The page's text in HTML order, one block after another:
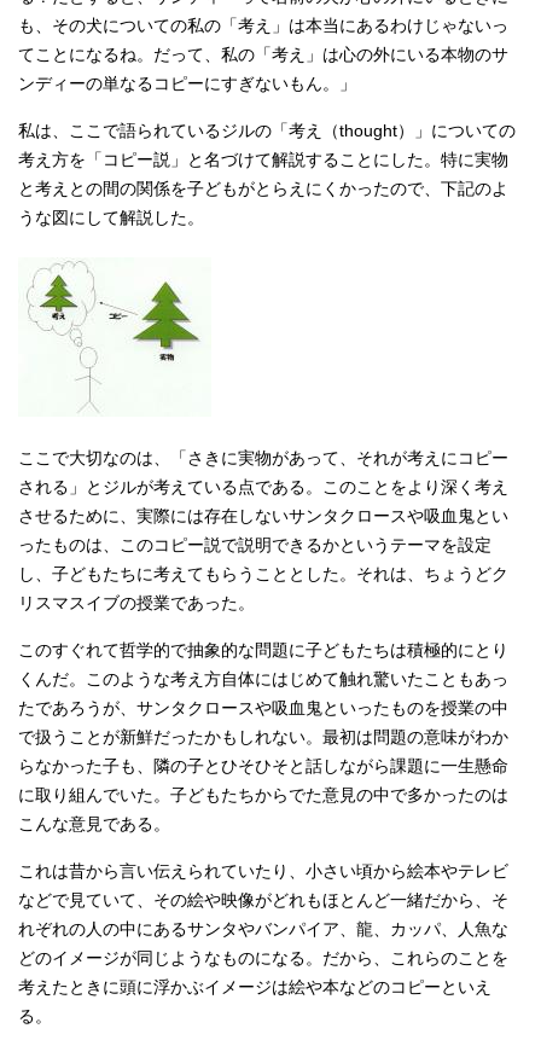
も、その犬についての私の「考え」は本当にあるわけじゃないっ
てことになるね。だって、私の「考え」は心の外にいる本物のサ
ンディーの単なるコピーにすぎないもん。」
私は、ここで語られているジルの「考え（thought）」についての
考え方を「コピー説」と名づけて解説することにした。特に実物
と考えとの間の関係を子どもがとらえにくかったので、下記のよ
うな図にして解説した。
ここで大切なのは、「さきに実物があって、それが考えにコピー
される」とジルが考えている点である。このことをより深く考え
させるために、実際には存在しないサンタクロースや吸血鬼とい
ったものは、このコピー説で説明できるかというテーマを設定
し、子どもたちに考えてもらうこととした。それは、ちょうどク
リスマスイブの授業であった。
このすぐれて哲学的で抽象的な問題に子どもたちは積極的にとり
くんだ。このような考え方自体にはじめて触れ驚いたこともあっ
たであろうが、サンタクロースや吸血鬼といったものを授業の中
で扱うことが新鮮だったかもしれない。最初は問題の意味がわか
らなかった子も、隣の子とひそひそと話しながら課題に一生懸命
に取り組んでいた。子どもたちからでた意見の中で多かったのは
こんな意見である。
これは昔から言い伝えられていたり、小さい頃から絵本やテレビ
などで見ていて、その絵や映像がどれもほとんど一緒だから、そ
れぞれの人の中にあるサンタやバンパイア、龍、カッパ、人魚な
どのイメージが同じようなものになる。だから、これらのことを
考えたときに頭に浮かぶイメージは絵や本などのコピーといえ
る。